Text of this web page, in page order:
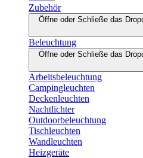
Zubehör
Öffne oder Schließe das
Beleuchtung
Öffne oder Schließe das
Arbeitsbeleuchtung
Campingleuchten
Deckenleuchten
Nachtlichter
Outdoorbeleuchtung
Tischleuchten
Wandleuchten
Heizgeräte